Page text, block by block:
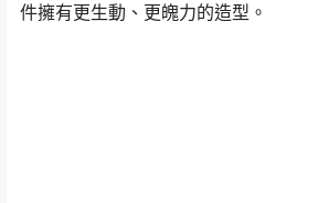
件擁有更生動、更魄力的造型。